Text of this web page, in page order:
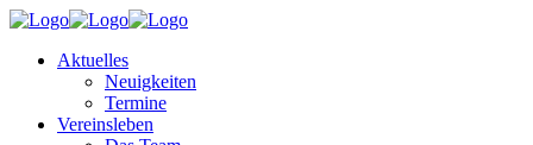
Aktuelles
Neuigkeiten
Termine
Vereinsleben